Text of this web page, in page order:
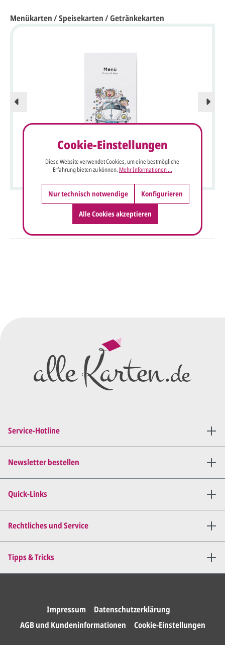
Menükarten / Speisekarten / Getränkekarten
Humorvolle Comic Menükarte mit Karikatur eines
fröhlichem Brautpaar im VW-Käfer Cabrio
Preisangebot
Anschluss den ersten
Entwurf/Korrekturabzug
Diesen senden wir Ihnen als
PDF per E-Mail.
uns, was Sie amEntwurf
Wir senden Ihnen den
Dies wiederholen wir so lange,
bis
Service-Hotline
Rechtliches und Service
Tipps & Tricks
Quick-Links
Newsletter bestellen
Impressum
Datenschutzerklärung
AGB und Kundeninformationen
Cookie-Einstellungen
Cookie-Einstellungen
Diese Website verwendet Cookies, um eine bestmögliche
Erfahrung bieten zu können. Mehr Informationen ...
Nur technisch notwendige Konfigurieren
Alle Cookies akzeptieren